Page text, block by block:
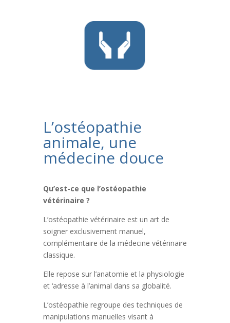
L’ostéopathie
animale, une
médecine douce
Qu’est-ce que l’ostéopathie
vétérinaire ?
L’ostéopathie vétérinaire est un art de
soigner exclusivement manuel,
complémentaire de la médecine vétérinaire
classique.
Elle repose sur l’anatomie et la physiologie
et ‘adresse à l’animal dans sa globalité.
L’ostéopathie regroupe des techniques de
manipulations manuelles visant à